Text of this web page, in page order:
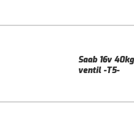
Saab 16v
ventil -T5-